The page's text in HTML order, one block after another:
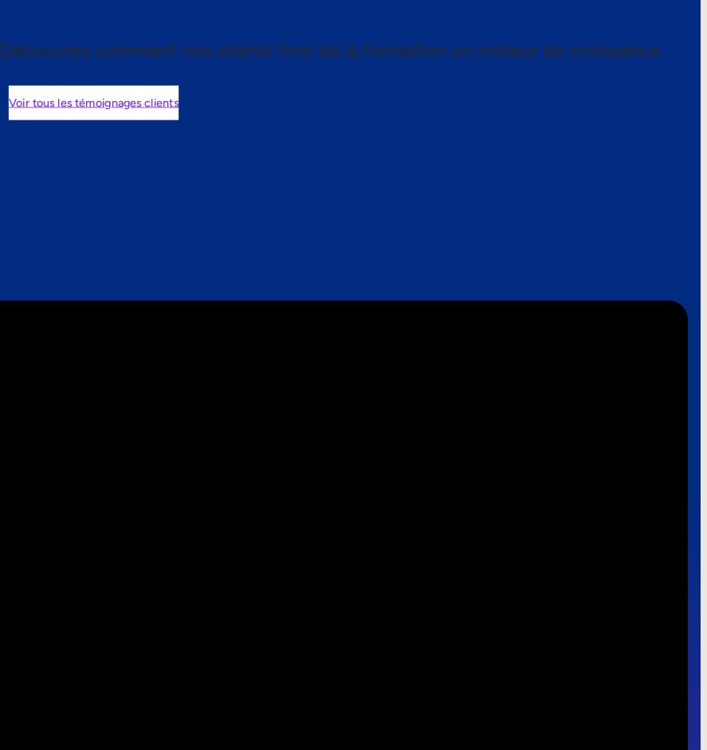
Découvrez comment nos clients font de la formation un moteur de croissance.
Voir tous les témoignages clients